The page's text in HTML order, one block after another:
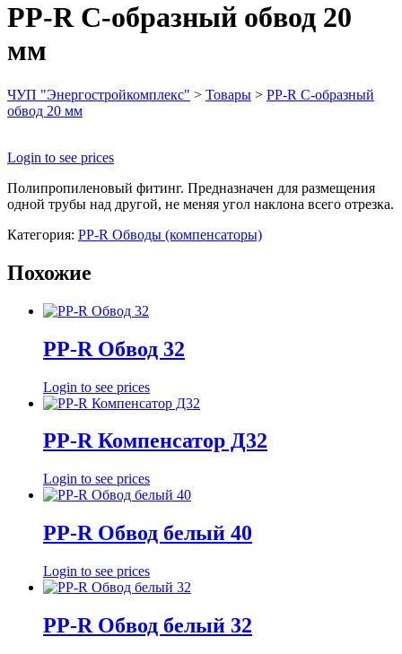
PP-R С-образный обвод 20
мм
ЧУП "Энергостройкомплекс" > Товары > PP-R С-образный
обвод 20 мм
Login to see prices
Полипропиленовый фитинг. Предназначен для размещения
одной трубы над другой, не меняя угол наклона всего отрезка.
Категория: PP-R Обводы (компенсаторы)
Похожие
PP-R Обвод 32
Login to see prices
PP-R Компенсатор Д32
Login to see prices
PP-R Обвод белый 40
Login to see prices
PP-R Обвод белый 32